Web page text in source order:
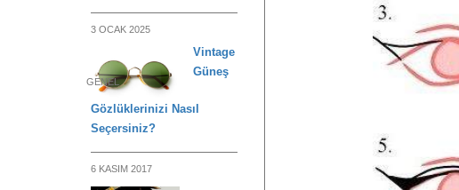
3 OCAK 2025
GENEL
Vintage
Güneş
Gözlüklerinizi Nasıl
Seçersiniz?
6 KASIM 2017